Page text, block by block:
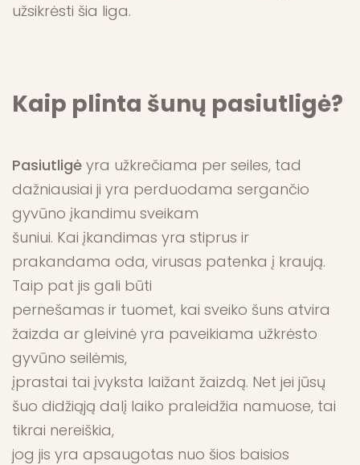
užsikrėsti šia liga.
Kaip plinta šunų pasiutligė?
Pasiutligė yra užkrečiama per seiles, tad
dažniausiai ji yra perduodama sergančio
gyvūno įkandimu sveikam
šuniui. Kai įkandimas yra stiprus ir
prakandama oda, virusas patenka į kraują.
Taip pat jis gali būti
pernešamas ir tuomet, kai sveiko šuns atvira
žaizda ar gleivinė yra paveikiama užkrėsto
gyvūno seilėmis,
įprastai tai įvyksta laižant žaizdą. Net jei jūsų
šuo didžiąją dalį laiko praleidžia namuose, tai
tikrai nereiškia,
jog jis yra apsaugotas nuo šios baisios